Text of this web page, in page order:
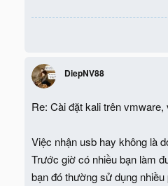
DiepNV88
Re: Cài đặt kali trên
Việc nhận usb hay không là
Trước giờ có nhiều bạn làm
bạn đó thường sử dụng